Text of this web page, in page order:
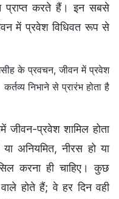
प्राप्त करते हैं। इन सबसे
में प्रवेश विधिवत रूप से
के प्रवचन, जीवन में प्रवेश
कर्तव्य निभाने से प्रारंभ होता है
जीवन-प्रवेश शामिल होता
या अनियमित, नीरस हो या
करना ही चाहिए। कुछ
वाले होते हैं; वे हर दिन वही